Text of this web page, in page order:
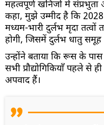
महत्वपूर्ण खनिजों में संप्रभुता
कहा, मुझे उम्मीद है कि
मध्यम-भारी दुर्लभ मृदा
होगी, जिसमें दुर्लभ धातु समूह
उन्होंने बताया कि रूस के
सभी प्रौद्योगिकियाँ पहले
अपवाद हैं।